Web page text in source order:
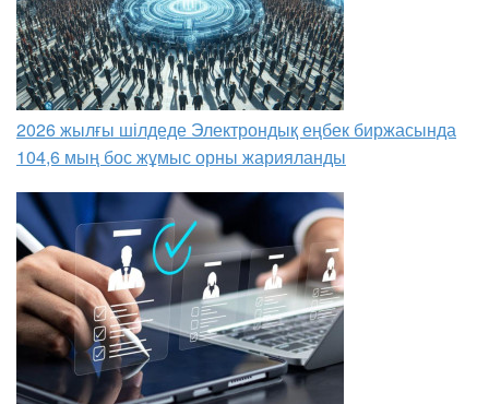
2026 жылғы шілдеде Электрондық еңбек биржасында
104,6 мың бос жұмыс орны жарияланды